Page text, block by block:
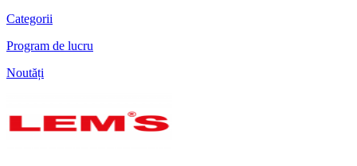
Categorii
Program de lucru
Noutăți